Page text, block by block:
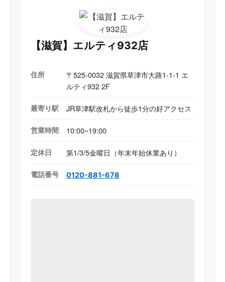
【滋賀】エルティ932店
住所
〒525-0032 滋賀県草津市大路1-1-1 エ
ルティ932 2F
最寄り駅 JR草津駅改札から徒歩1分の好アクセス
営業時間 10:00~19:00
定休日 第1/3/5金曜日（年末年始休業あり）
電話番号 0120-881-678